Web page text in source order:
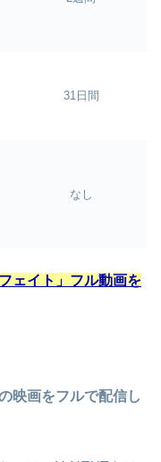
31日間
なし
ェイト」フル動画を
映画をフルで配信し